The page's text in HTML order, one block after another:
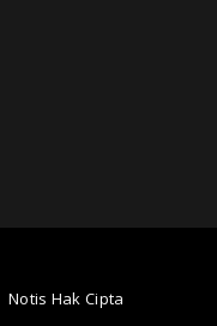
Notis Hak Cipta